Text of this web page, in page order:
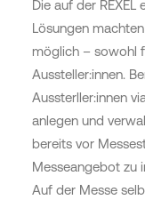
Die auf der
Lösungen
möglich – sowohl
Aussteller:innen.
Aussterller:innen
anlegen und
bereits vor
Messeangebot zu
Auf der Messe